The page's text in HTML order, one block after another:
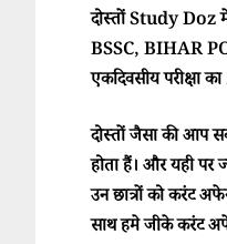
दोस्तों Study Doz
BSSC, BIHAR
एकदिवसीय
दोस्तों जैसा की आप
होता हैं। और यही
उन छात्रों को करंट
साथ हमे जीके करंट